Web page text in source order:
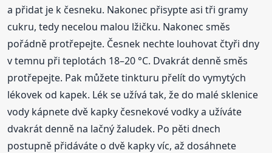
a přidat je k česneku. Nakonec přisypte asi tři gramy
cukru, tedy necelou malou lžičku. Nakonec směs
pořádně protřepejte. Česnek nechte louhovat čtyři dny
v temnu při teplotách 18–20 °C. Dvakrát denně směs
protřepejte. Pak můžete tinkturu přelít do vymytých
lékovek od kapek. Lék se užívá tak, že do malé sklenice
vody kápnete dvě kapky česnekové vodky a užíváte
dvakrát denně na lačný žaludek. Po pěti dnech
postupně přidáváte o dvě kapky víc, až dosáhnete